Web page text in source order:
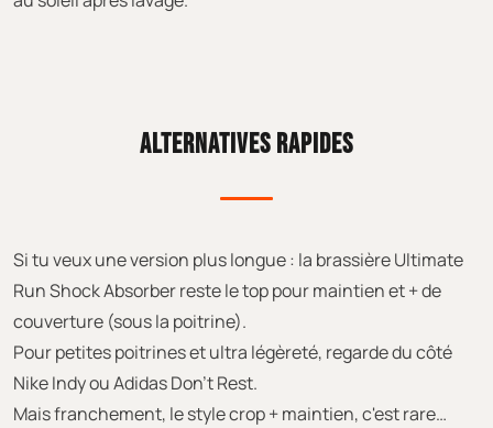
ALTERNATIVES RAPIDES
Si tu veux une version plus longue : la brassière Ultimate
Run Shock Absorber reste le top pour maintien et + de
couverture (sous la poitrine).
Pour petites poitrines et ultra légèreté, regarde du côté
Nike Indy ou Adidas Don't Rest.
Mais franchement, le style crop + maintien, c'est rare…